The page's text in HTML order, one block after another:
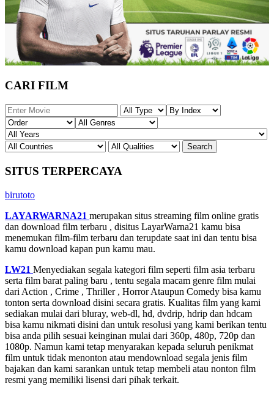
CARI FILM
SITUS TERPERCAYA
birutoto
LAYARWARNA21 merupakan situs streaming film online gratis
dan download film terbaru , disitus LayarWarna21 kamu bisa
menemukan film-film terbaru dan terupdate saat ini dan tentu bisa
kamu download kapan pun kamu mau.
LW21 Menyediakan segala kategori film seperti film asia terbaru
serta film barat paling baru , tentu segala macam genre film mulai
dari Action , Crime , Thriller , Horror Ataupun Comedy bisa kamu
tonton serta download disini secara gratis. Kualitas film yang kami
sediakan mulai dari bluray, web-dl, hd, dvdrip, hdrip dan hdcam
bisa kamu nikmati disini dan untuk resolusi yang kami berikan tentu
bisa anda pilih sesuai keinginan mulai dari 360p, 480p, 720p dan
1080p. Namun kami tetap menyarakan kepada seluruh penikmat
film untuk tidak menonton atau mendownload segala jenis film
bajakan dan kami sarankan untuk tetap membeli atau nonton film
resmi yang memiliki lisensi dari pihak terkait.